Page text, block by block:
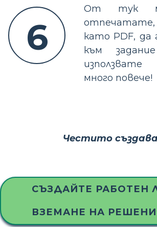
6
От тук
като PDF, да
към
много повече!
Честито
СЪЗДАЙТЕ РАБОТЕН
ВЗЕМАНЕ НА